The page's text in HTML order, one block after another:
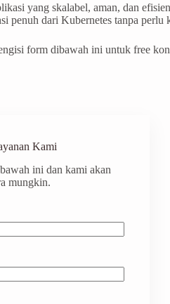
yang skalabel, aman, dan
dari Kubernetes tanpa perlu
form dibawah ini untuk free
Kami
ini dan kami akan
mungkin.